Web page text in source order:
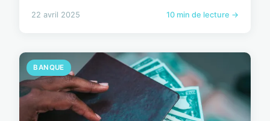
22 avril 2025 10 min de lecture →
BANQUE